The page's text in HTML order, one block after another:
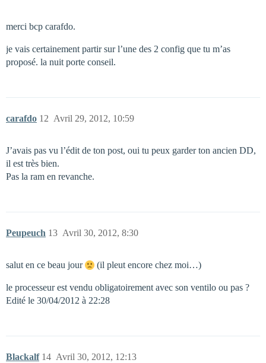
merci bcp carafdo.
je vais certainement partir sur l’une des 2 config que tu m’as
proposé. la nuit porte conseil.
carafdo Avril 29, 2012, 10:59
12
J’avais pas vu l’édit de ton post, oui tu peux garder ton ancien DD,
il est très bien.
Pas la ram en revanche.
Peupeuch Avril 30, 2012, 8:30
13
salut en ce beau jour (il pleut encore chez moi…)
le processeur est vendu obligatoirement avec son ventilo ou pas ?
Edité le 30/04/2012 à 22:28
Blackalf Avril 30, 2012, 12:13
14